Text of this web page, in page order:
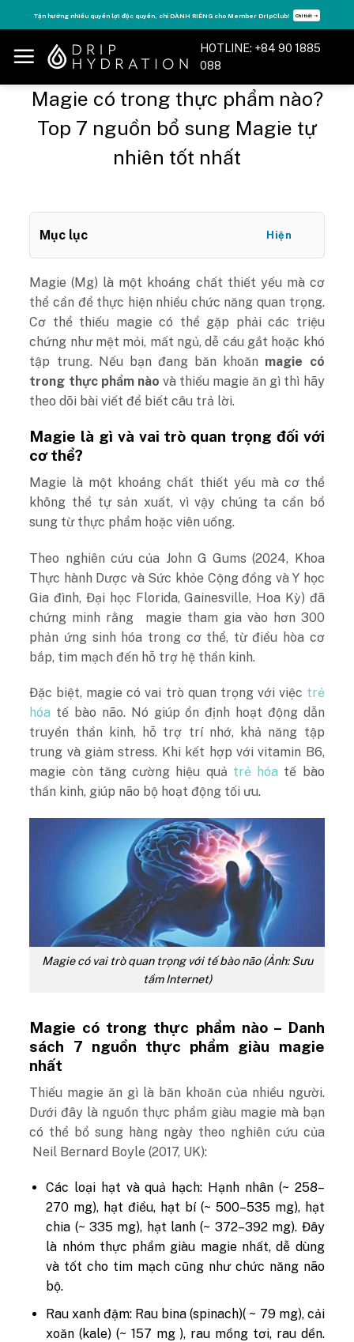
to
content
Chi tiết ➝ Tăng năng lượng - sống đỉnh cao với thẻ Vitamin Drip Membership.
HOTLINE: +84 90 1885
088
Magie có trong thực phẩm nào?
Top 7 nguồn bổ sung Magie tự
nhiên tốt nhất
Mục lục Hiện
Magie (Mg) là một khoáng chất thiết yếu mà cơ
thể cần để thực hiện nhiều chức năng quan trọng.
Cơ thể thiếu magie có thể gặp phải các triệu
chứng như mệt mỏi, mất ngủ, dễ cáu gắt hoặc khó
tập trung. Nếu bạn đang băn khoăn magie có
trong thực phẩm nào và thiếu magie ăn gì thì hãy
theo dõi bài viết để biết câu trả lời.
Magie là gì và vai trò quan trọng đối với
cơ thể?
Magie là một khoáng chất thiết yếu mà cơ thể
không thể tự sản xuất, vì vậy chúng ta cần bổ
sung từ thực phẩm hoặc viên uống.
Theo nghiên cứu của John G Gums (2024, Khoa
Thực hành Dược và Sức khỏe Cộng đồng và Y học
Gia đình, Đại học Florida, Gainesville, Hoa Kỳ) đã
chứng minh rằng magie tham gia vào hơn 300
phản ứng sinh hóa trong cơ thể, từ điều hòa cơ
bắp, tim mạch đến hỗ trợ hệ thần kinh.
Đặc biệt, magie có vai trò quan trọng với việc trẻ
hóa tế bào não. Nó giúp ổn định hoạt động dẫn
truyền thần kinh, hỗ trợ trí nhớ, khả năng tập
trung và giảm stress. Khi kết hợp với vitamin B6,
magie còn tăng cường hiệu quả trẻ hóa tế bào
thần kinh, giúp não bộ hoạt động tối ưu.
Magie có vai trò quan trọng với tế bào não (Ảnh: Sưu
tầm Internet)
Magie có trong thực phẩm nào – Danh
sách 7 nguồn thực phẩm giàu magie
nhất
Thiếu magie ăn gì là băn khoăn của nhiều người.
Dưới đây là nguồn thực phẩm giàu magie mà bạn
có thể bổ sung hàng ngày theo nghiên cứu của
Neil Bernard Boyle (2017, UK):
Các loại hạt và quả hạch: Hạnh nhân (~ 258–
270 mg), hạt điều, hạt bí (~ 500–535 mg), hạt
chia (~ 335 mg), hạt lanh (~ 372–392 mg). Đây
là nhóm thực phẩm giàu magie nhất, dễ dùng
và tốt cho tim mạch cũng như chức năng não
bộ.
Rau xanh đậm: Rau bina (spinach)( ~ 79 mg), cải
xoăn (kale) (~ 157 mg ), rau mồng tơi, rau dền.